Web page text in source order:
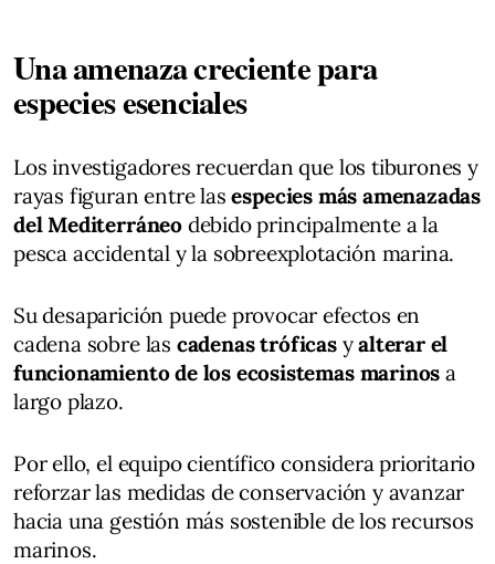
Una amenaza creciente para
especies esenciales
Los investigadores recuerdan que los tiburones y
rayas figuran entre lasespecies más amenazadas
del Mediterráneodebido principalmente a la
pesca accidental y la sobreexplotación marina.
Su desaparición puede provocar efectos en
cadena sobre las cadenas tróficasyalterar el
funcionamiento de los ecosistemas marinos a
largo plazo.
Por ello, el equipo científico considera prioritario
reforzar las medidas de conservación y avanzar
hacia una gestión más sostenible de los recursos
marinos.